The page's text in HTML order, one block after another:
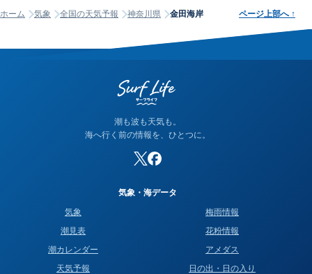
ホーム 気象 全国の天気予報 神奈川県 金田海岸 ページ上部へ ↑
潮も波も天気も。
海へ行く前の情報を、ひとつに。
気象・海データ
気象
潮見表
潮カレンダー
天気予報
梅雨情報
花粉情報
アメダス
日の出・日の入り